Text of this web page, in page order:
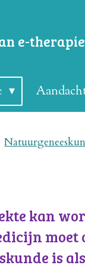
e-therapie
kan
moet
is